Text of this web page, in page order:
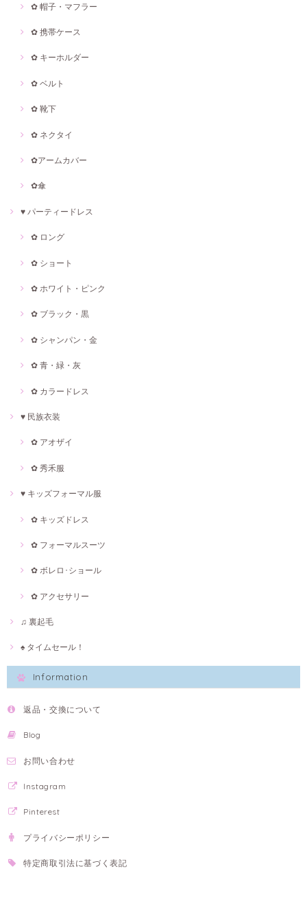
✿ 帽子・マフラー
✿ 携帯ケース
✿ キーホルダー
✿ ベルト
✿ 靴下
✿ ネクタイ
✿アームカバー
✿傘
♥ パーティードレス
✿ ロング
✿ ショート
✿ ホワイト・ピンク
✿ ブラック・黒
✿ シャンパン・金
✿ 青・緑・灰
✿ カラードレス
♥ 民族衣装
✿ アオザイ
✿ 秀禾服
♥ キッズフォーマル服
✿ キッズドレス
✿ フォーマルスーツ
✿ ボレロ･ショール
✿ アクセサリー
♫ 裏起毛
♠ タイムセール！
Information
返品・交換について
Blog
お問い合わせ
Instagram
Pinterest
プライバシーポリシー
特定商取引法に基づく表記